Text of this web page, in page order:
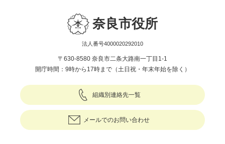
奈良市役所
法人番号4000020292010
〒630-8580 奈良市二条大路南一丁目1-1
開庁時間：9時から17時まで（土日祝・年末年始を除く）
組織別連絡先一覧
メールでのお問い合わせ